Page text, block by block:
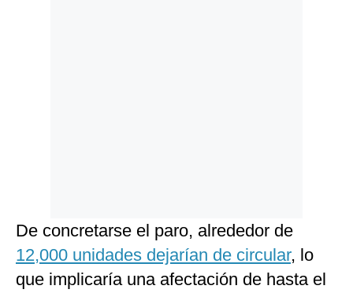
De concretarse el paro, alrededor de
12,000 unidades dejarían de circular, lo
que implicaría una afectación de hasta el